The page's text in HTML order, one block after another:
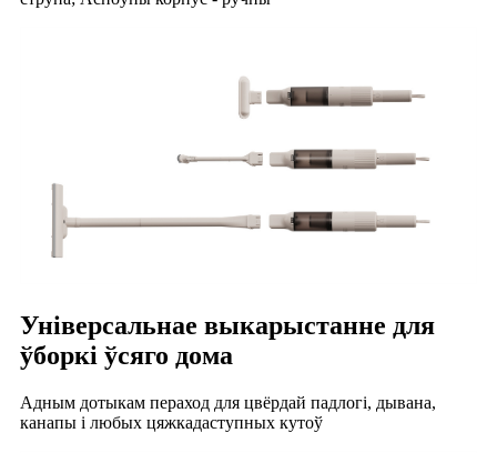
Універсальнае выкарыстанне для
ўборкі ўсяго дома
Адным дотыкам пераход для цвёрдай падлогі, дывана,
канапы і любых цяжкадаступных кутоў